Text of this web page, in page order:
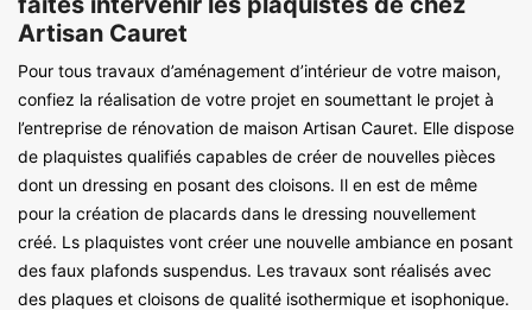
Artisan Cauret
Pour tous travaux d’aménagement d’intérieur de votre maison,
confiez la réalisation de votre projet en soumettant le projet à
l’entreprise de rénovation de maison Artisan Cauret. Elle dispose
de plaquistes qualifiés capables de créer de nouvelles pièces
dont un dressing en posant des cloisons. Il en est de même
pour la création de placards dans le dressing nouvellement
créé. Ls plaquistes vont créer une nouvelle ambiance en posant
des faux plafonds suspendus. Les travaux sont réalisés avec
des plaques et cloisons de qualité isothermique et isophonique.